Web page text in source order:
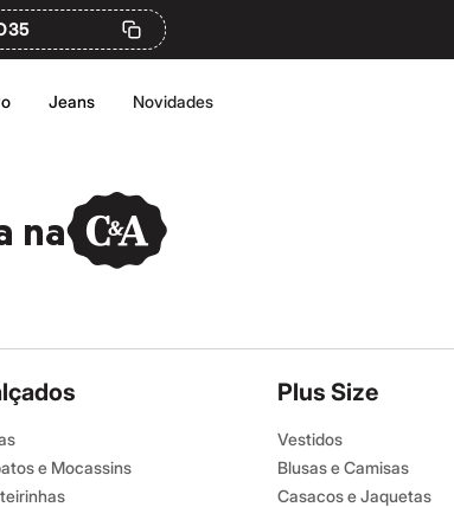
Jeans Novidades
na
e Mocassins
Plus Size
Vestidos
Blusas e Camisas
Casacos e Jaquetas